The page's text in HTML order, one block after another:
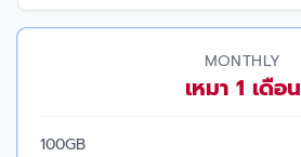
MONTHLY
เหมา 1 เดือน
100GB